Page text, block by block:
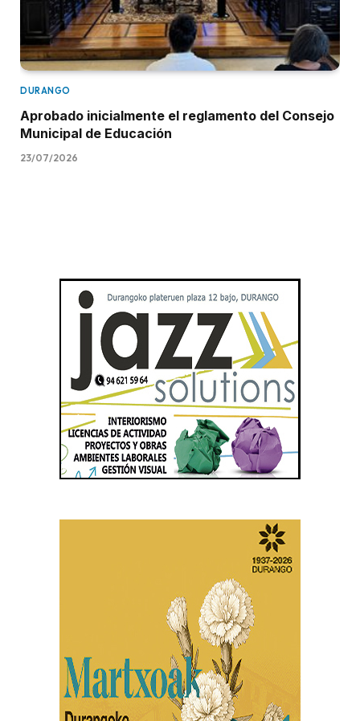
DURANGO
Aprobado inicialmente el reglamento del Consejo
Municipal de Educación
23/07/2026